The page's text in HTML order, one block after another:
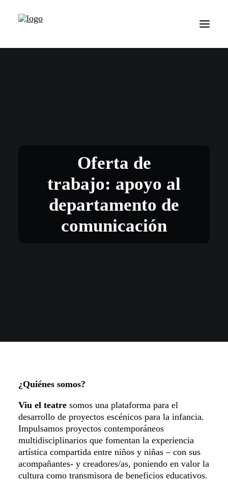
Oferta de
trabajo: apoyo al
departamento de
comunicación
¿Quiénes somos?
Viu el teatre somos una plataforma para el
desarrollo de proyectos escénicos para la infancia.
Impulsamos proyectos contemporáneos
multidisciplinarios que fomentan la experiencia
artística compartida entre niños y niñas – con sus
acompañantes- y creadores/as, poniendo en valor la
cultura como transmisora de beneficios educativos.